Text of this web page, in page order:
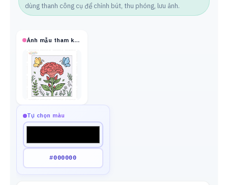
dùng thanh công cụ để chỉnh bút, thu phóng, lưu ảnh.
Ảnh mẫu tham khảo
Tự chọn màu